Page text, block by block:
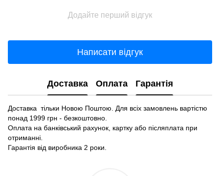
Додайте перший відгук
Написати відгук
Доставка Оплата Гарантія
Доставка тільки Новою Поштою. Для всіх замовлень вартістю
понад 1999 грн - безкоштовно.
Оплата на банківський рахунок, картку або післяплата при
отриманні.
Гарантія від виробника 2 роки.